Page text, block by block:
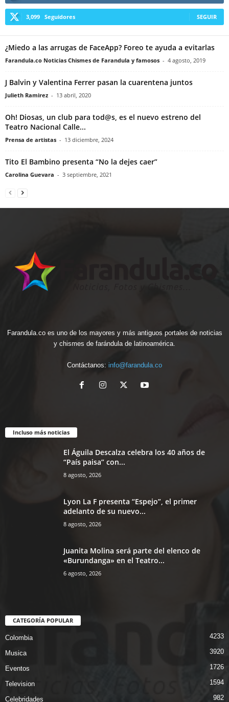
3,099 Seguidores SEGUIR
¿Miedo a las arrugas de FaceApp? Foreo te ayuda a evitarlas
Farandula.co Noticias Chismes de Farandula y famosos - 4 agosto, 2019
J Balvin y Valentina Ferrer pasan la cuarentena juntos
Julieth Ramirez - 13 abril, 2020
Oh! Diosas, un club para tod@s, es el nuevo estreno del
Teatro Nacional Calle...
Prensa de artistas - 13 diciembre, 2024
Tito El Bambino presenta “No la dejes caer”
Carolina Guevara - 3 septiembre, 2021
Farandula.co es uno de los mayores y más antiguos portales de noticias
y chismes de farándula de latinoamérica.
Contáctanos: info@farandula.co
Incluso más noticias
El Águila Descalza celebra los 40 años de
“País paisa” con...
8 agosto, 2026
Lyon La F presenta “Espejo”, el primer
adelanto de su nuevo...
8 agosto, 2026
Juanita Molina será parte del elenco de
«Burundanga» en el Teatro...
6 agosto, 2026
CATEGORÍA POPULAR
Colombia 4233
Musica 3920
Eventos 1726
Television 1594
Celebridades 982